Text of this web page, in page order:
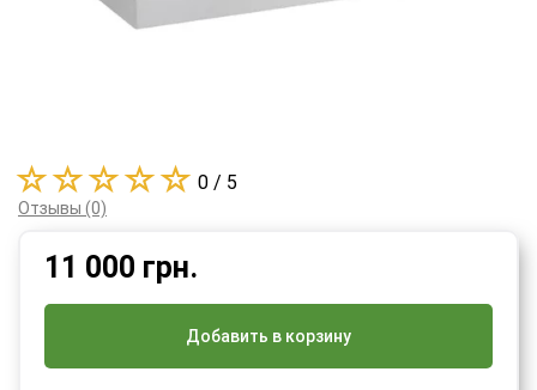
11 000 грн.
Добавить в корзину
0 / 5
Отзывы (0)